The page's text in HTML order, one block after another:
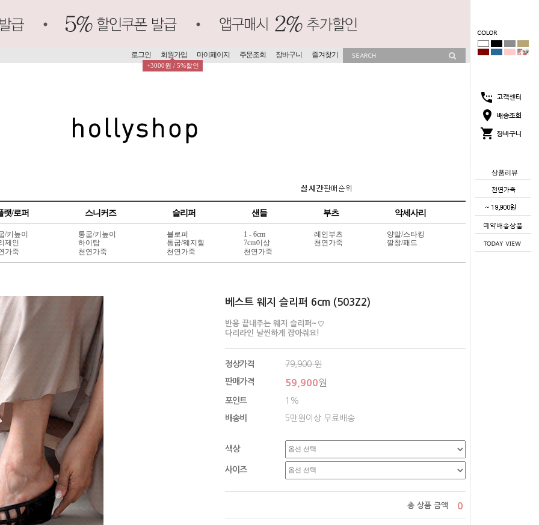
상품리뷰
로그인 회원가입
+3000원 / 5%할인
마이페이지 주문조회 장바구니 즐겨찾기
랫/로퍼 스니커즈 슬리퍼 샌들 부츠 악세사리
/키높이
제인
가죽
통굽/키높이
하이탑
천연가죽
블로퍼
통굽/웨지힐
천연가죽
1 - 6cm
7cm이상
천연가죽
레인부츠
천연가죽
양말/스타킹
깔창/패드
베스트 웨지 슬리퍼 6cm (503Z2)
반응 끝내주는 웨지 슬리퍼~♡
다리라인 날씬하게 잡아줘요!
정상가격 79,900원
판매가격 59,900원
포인트 1%
배송비 5만원이상 무료배송
색상
사이즈
총 상품 금액 0